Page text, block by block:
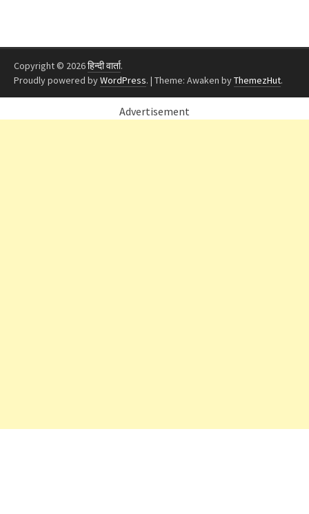
Copyright © 2026हिन्दी वार्ता.
Proudly powered byWordPress. | Theme: Awaken byThemezHut.
Advertisement